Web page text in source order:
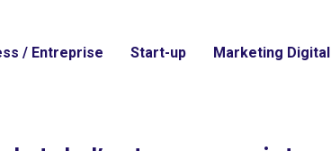
/ Entreprise Start-up Marketing Digital